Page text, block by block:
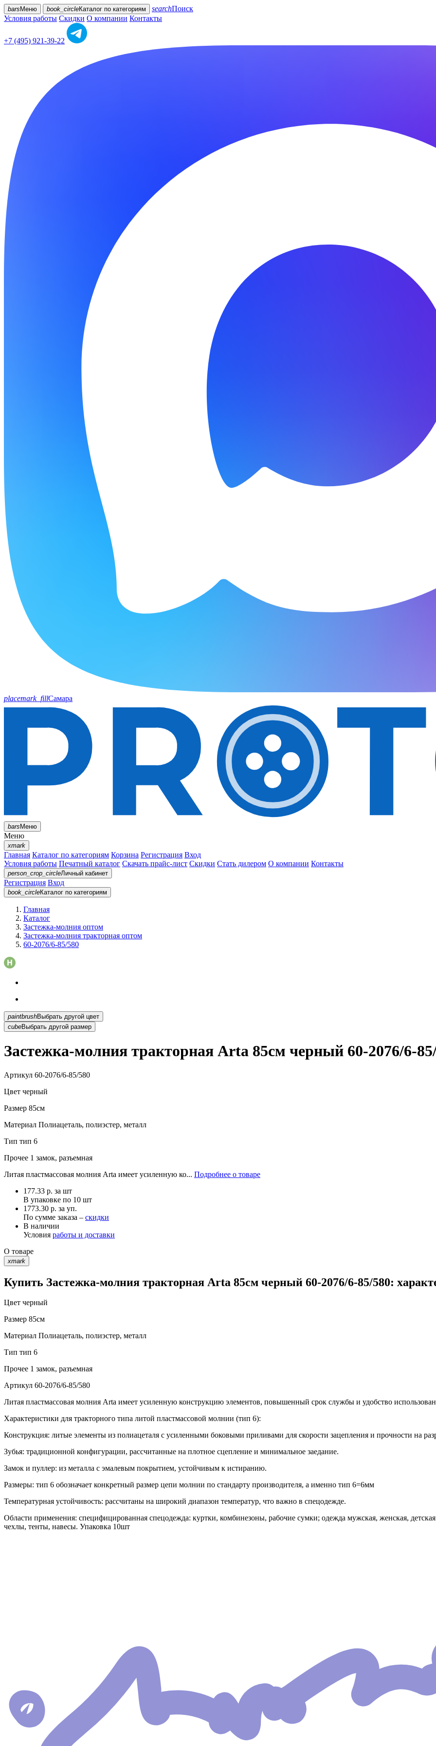
bars Меню book_circleКаталог по категориям searchПоиск
Условия работы Скидки О компании Контакты
+7 (495) 921-39-22
placemark_fillСамара
barsМеню
Меню
xmark
Главная Каталог по категориям Корзина Регистрация Вход
Условия работы Печатный каталог Скачать прайс-лист Скидки Стать дилером О компании Контакты
person_crop_circleЛичный кабинет
Регистрация Вход
book_circleКаталог по категориям
Главная
Каталог
Застежка-молния оптом
Застежка-молния тракторная оптом
60-2076/6-85/580
paintbrush
Выбрать другой цвет
cubeВыбрать другой размер
Застежка-молния тракторная Arta 85см черный 60-2076/6-
Артикул 60-2076/6-85/580
Цвет черный
Размер 85см
Материал Полиацеталь, полиэстер, металл
Тип тип 6
Прочее 1 замок, разъемная
Литая пластмассовая молния Arta имеет усиленную ко... Подробнее о товаре
177.33 р. за шт
В упаковке по 10 шт
1773.30 р. за уп.
По сумме заказа – скидки
В наличии
Условия работы и доставки
О товаре
xmark
Купить Застежка-молния тракторная Arta 85см черный 60-2076/6-85/580:
Цвет черный
Размер 85см
Материал Полиацеталь, полиэстер, металл
Тип тип 6
Прочее 1 замок, разъемная
Артикул 60-2076/6-85/580
Литая пластмассовая молния Arta имеет усиленную конструкцию элементов, повышенный срок службы и удобство
Характеристики для тракторного типа литой пластмассовой молнии (тип 6):
Конструкция: литые элементы из полиацеталя с усиленными боковыми приливами для скорости зацепления и прочности на
Зубья: традиционной конфигурации, рассчитанные на плотное сцепление и минимальное заедание.
Замок и пуллер: из металла с эмалевым покрытием, устойчивым к истиранию.
Размеры: тип 6 обозначает конкретный размер цепи молнии по стандарту производителя, а именно тип 6=6мм
Температурная устойчивость: рассчитаны на широкий диапазон температур, что важно в спецодежде.
Области применения: специфицированная спецодежда: куртки, комбинезоны, рабочие сумки; одежда мужская, женская,
чехлы, тенты, навесы. Упаковка 10шт